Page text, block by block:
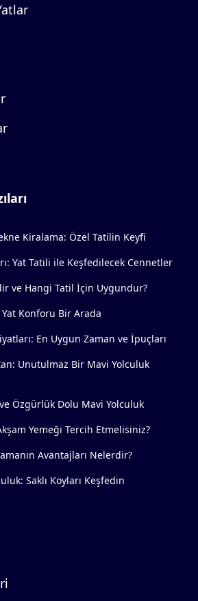
Kiralama: Özel Tatilin Keyfi
Yat Tatili ile Keşfedilecek Cennetler
ve Hangi Tatil İçin Uygundur?
Konforu Bir Arada
En Uygun Zaman ve İpuçları
Unutulmaz Bir Mavi Yolculuk
Özgürlük Dolu Mavi Yolculuk
Yemeği Tercih Etmelisiniz?
Avantajları Nelerdir?
Saklı Koyları Keşfedin